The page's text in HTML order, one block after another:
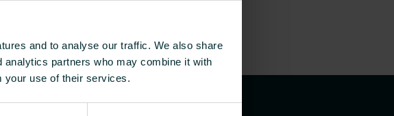
and to analyse our traffic. We also share
partners who may combine it with
your use of their services.